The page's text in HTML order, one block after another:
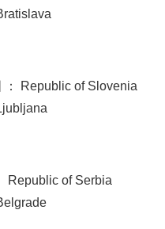
： Republic of Slovenia
Republic of Serbia